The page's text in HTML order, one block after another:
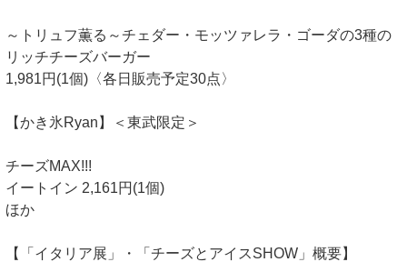
～トリュフ薫る～チェダー・モッツァレラ・ゴーダの3種の
リッチチーズバーガー
1,981円(1個)〈各日販売予定30点〉
【かき氷Ryan】＜東武限定＞
チーズMAX!!!
イートイン 2,161円(1個)
ほか
【「イタリア展」・「チーズとアイスSHOW」概要】